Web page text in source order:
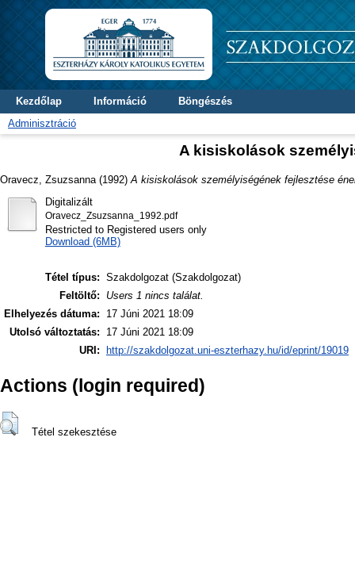
Kezdőlap Információ
Böngészés
Adminisztráció
A kisiskolások
Oravecz, Zsuzsanna (1992) A kisiskolások személyiségének fejlesztése
Digitalizált
Oravecz_Zsuzsanna_1992.pdf
Restricted to Registered users only
Download (6MB)
Tétel típus: Szakdolgozat (Szakdolgozat)
Feltöltő:
Users 1 nincs találat.
Elhelyezés dátuma:
17 Júni 2021 18:09
Utolsó változtatás:
17 Júni 2021 18:09
URI:
http://szakdolgozat.uni-eszterhazy.hu/id/eprint/19019
Actions (login required)
Tétel szekesztése